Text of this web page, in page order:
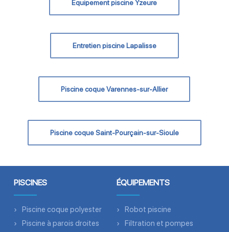
Équipement piscine Yzeure
Entretien piscine Lapalisse
Piscine coque Varennes-sur-Allier
Piscine coque Saint-Pourçain-sur-Sioule
PISCINES
Piscine coque polyester
Piscine à parois droites
ÉQUIPEMENTS
Robot piscine
Filtration et pompes